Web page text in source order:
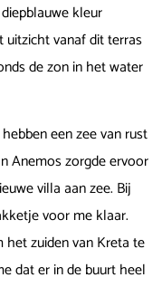
kleur
uitzicht vanaf dit terras
de zon in het water
een zee van rust
Anemos zorgde ervoor
villa aan zee. Bij
voor me klaar.
zuiden van Kreta te
dat er in de buurt heel